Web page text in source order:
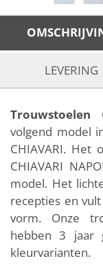
LEVERING
Trouwstoelen
volgend model
CHIAVARI. Het
CHIAVARI
model. Het
recepties en
vorm. Onze
hebben 3 jaar
kleurvarianten.